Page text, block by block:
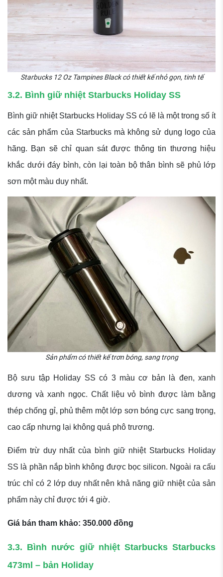
Starbucks 12 Oz Tampines Black có thiết kế nhỏ gọn, tinh tế
3.2. Bình giữ nhiệt Starbucks Holiday SS
Bình giữ nhiệt Starbucks Holiday SS có lẽ là một trong số ít
các sản phẩm của Starbucks mà không sử dụng logo của
hãng. Bạn sẽ chỉ quan sát được thông tin thương hiệu
khắc dưới đáy bình, còn lại toàn bộ thân bình sẽ phủ lớp
sơn một màu duy nhất.
Sản phẩm có thiết kế trơn bóng, sang trọng
Bộ sưu tập Holiday SS có 3 màu cơ bản là đen, xanh
dương và xanh ngọc. Chất liệu vỏ bình được làm bằng
thép chống gỉ, phủ thêm một lớp sơn bóng cực sang trọng,
cao cấp nhưng lại không quá phô trương.
Điểm trừ duy nhất của bình giữ nhiệt Starbucks Holiday
SS là phần nắp bình không được bọc silicon. Ngoài ra cấu
trúc chỉ có 2 lớp duy nhất nên khả năng giữ nhiệt của sản
phẩm này chỉ được tới 4 giờ.
Giá bán tham khảo: 350.000 đồng
3.3. Bình nước giữ nhiệt Starbucks Starbucks
473ml – bản Holiday